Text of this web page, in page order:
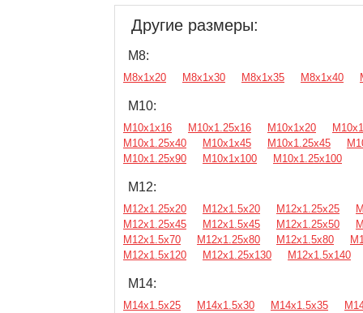
Другие размеры:
М8:
М8х1х20 М8х1х30 М8х1х35 М8х1х40
М10:
М10х1х16 М10х1.25х16 М10х1х20
М10х1.25х40
М10х1х45 М10х1.25х45
М10х1.25х90
М10х1х100 М10х1.25х100
М12:
М12х1.25х20 М12х1.5х20 М12х1.25х25
М12х1.25х45
М12х1.5х45 М12х1.25х50
М12х1.5х70
М12х1.25х80 М12х1.5х80
М12х1.5х120
М12х1.25х130 М12х1.5х140
М14:
М14х1.5х25 М14х1.5х30 М14х1.5х35